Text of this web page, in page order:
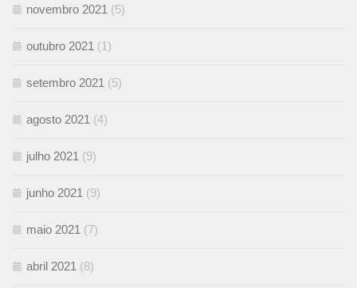
novembro 2021 (5)
outubro 2021 (1)
setembro 2021 (5)
agosto 2021 (4)
julho 2021 (9)
junho 2021 (9)
maio 2021 (7)
abril 2021 (8)